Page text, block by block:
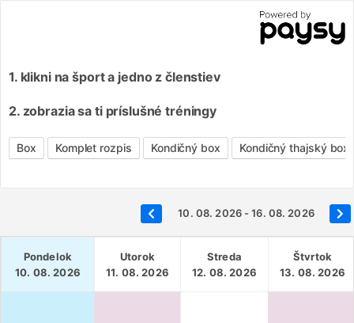
1. klikni na šport a jedno z členstiev
2. zobrazia sa ti príslušné tréningy
Box Komplet rozpis Kondičný box Kondičný thajský box
10. 08. 2026 - 16. 08. 2026
Pondelok
10. 08. 2026
Utorok
11. 08. 2026
Streda
12. 08. 2026
Štvrtok
13. 08. 2026